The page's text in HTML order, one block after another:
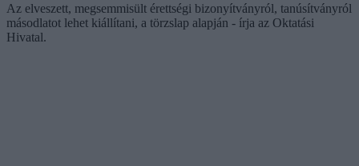
Az elveszett, megsemmisült érettségi bizonyítványról, tanúsítványról
másodlatot lehet kiállítani, a törzslap alapján - írja az Oktatási
Hivatal.